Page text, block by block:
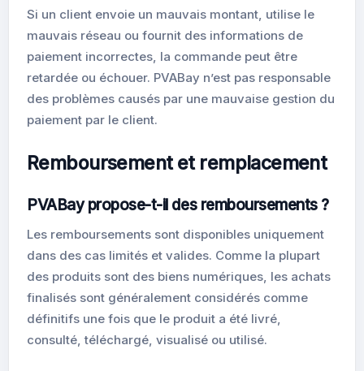
Si un client envoie un mauvais montant, utilise le
mauvais réseau ou fournit des informations de
paiement incorrectes, la commande peut être
retardée ou échouer. PVABay n’est pas responsable
des problèmes causés par une mauvaise gestion du
paiement par le client.
Remboursement et remplacement
PVABay propose-t-il des remboursements ?
Les remboursements sont disponibles uniquement
dans des cas limités et valides. Comme la plupart
des produits sont des biens numériques, les achats
finalisés sont généralement considérés comme
définitifs une fois que le produit a été livré,
consulté, téléchargé, visualisé ou utilisé.